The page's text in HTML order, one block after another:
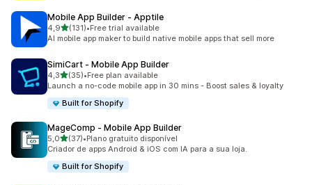
Mobile App Builder ‑ Apptile
4,9de 5 estrelas
(131)
131 total de avaliações
•Free trial available
AI mobile app maker to build native mobile apps that sell more
SimiCart ‑ Mobile App Builder
4,3de 5 estrelas
(35)
35 total de avaliações
•Free plan available
Launch a no-code mobile app in 30 mins - Boost sales & loyalty
Built for Shopify
MageComp ‑ Mobile App Builder
5,0de 5 estrelas
(37)
37 total de avaliações
•Plano gratuito disponível
Criador de apps Android & iOS com IA para a sua loja.
Built for Shopify